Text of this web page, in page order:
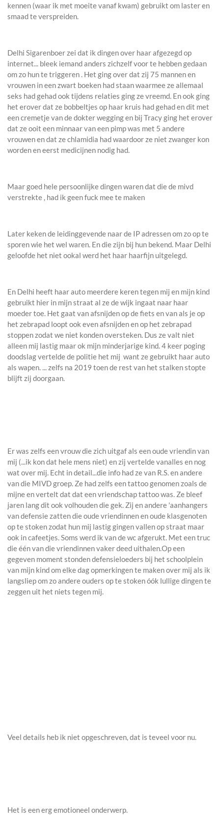
kennen (waar ik met moeite vanaf kwam) gebruikt om laster en
smaad te verspreiden.
Delhi Sigarenboer zei dat ik dingen over haar afgezegd op
internet... bleek iemand anders zichzelf voor te hebben gedaan
om zo hun te triggeren . Het ging over dat zij 75 mannen en
vrouwen in een zwart boeken had staan waarmee ze allemaal
seks had gehad ook tijdens relaties ging ze vreemd. En ook ging
het erover dat ze bobbeltjes op haar kruis had gehad en dit met
een cremetje van de dokter wegging en bij Tracy ging het erover
dat ze ooit een minnaar van een pimp was met 5 andere
vrouwen en dat ze chlamidia had waardoor ze niet zwanger kon
worden en eerst medicijnen nodig had.
Maar goed hele persoonlijke dingen waren dat die de mivd
verstrekte , had ik geen fuck mee te maken
Later keken de leidinggevende naar de IP adressen om zo op te
sporen wie het wel waren. En die zijn bij hun bekend. Maar Delhi
geloofde het niet ookal werd het haar haarfijn uitgelegd.
En Delhi heeft haar auto meerdere keren tegen mij en mijn kind
gebruikt hier in mijn straat al ze de wijk ingaat naar haar
moeder toe. Het gaat van afsnijden op de fiets en van als je op
het zebrapad loopt ook even afsnijden en op het zebrapad
stoppen zodat we niet konden oversteken. Dus ze valt niet
alleen mij lastig maar ok mijn minderjarige kind. 4 keer poging
doodslag vertelde de politie het mij want ze gebruikt haar auto
als wapen. ... zelfs na 2019 toen de rest van het stalken stopte
blijft zij doorgaan.
Er was zelfs een vrouw die zich uitgaf als een oude vriendin van
mij (...ik kon dat hele mens niet) en zij vertelde vanalles en nog
wat over mij. Echt in detail...die info had ze van R.S. en andere
van die MIVD groep. Ze had zelfs een tattoo genomen zoals de
mijne en vertelt dat dat een vriendschap tattoo was. Ze bleef
jaren lang dit ook volhouden die gek. Zij en andere 'aanhangers
van defensie zatten die oude vriendinnen en oude klasgenoten
op te stoken zodat hun mij lastig gingen vallen op straat maar
ook in cafeetjes. Soms werd ik van de wc afgerukt. Met een truc
die één van die vriendinnen vaker deed uithalen.Op een
gegeven moment stonden defensieloeders bij het schoolplein
van mijn kind om elke dag opmerkingen te maken over mij als ik
langsliep om zo andere ouders op te stoken óók lullige dingen te
zeggen uit het niets tegen mij.
Veel details heb ik niet opgeschreven, dat is teveel voor nu.
Het is een erg emotioneel onderwerp.